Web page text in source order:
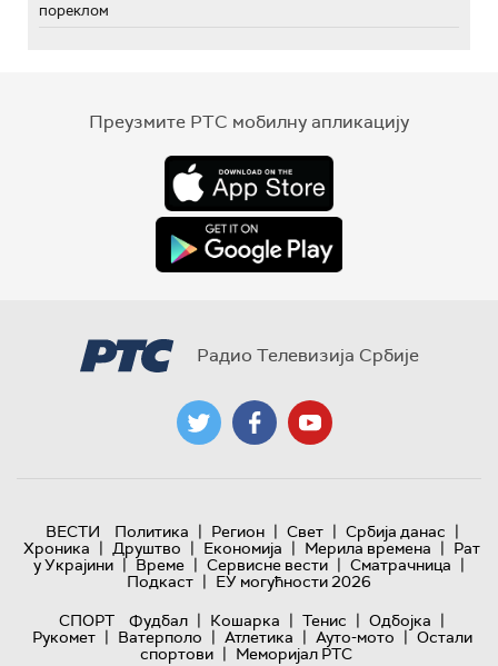
пореклом
Преузмите РТС мобилну апликацију
Радио Телевизија Србије
ВЕСТИ Политика | Регион | Свет | Србија данас |
Хроника | Друштво | Економија | Мерила времена | Рат
у Украјини | Време | Сервисне вести | Сматрачница |
Подкаст | ЕУ могућности 2026
СПОРТ
Фудбал | Кошарка | Тенис | Одбојка |
Рукомет | Ватерполо | Атлетика | Ауто-мото | Остали
спортови | Меморијал РТС